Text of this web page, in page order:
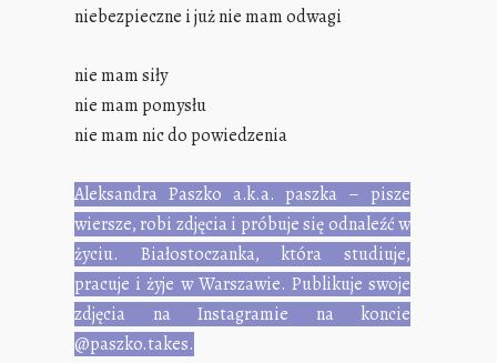
niebezpieczne i już nie mam odwagi
nie mam siły
nie mam pomysłu
nie mam nic do powiedzenia
Aleksandra Paszko a.k.a. paszka – pisze
wiersze, robi zdjęcia i próbuje się odnaleźć w
życiu. Białostoczanka, która studiuje,
pracuje i żyje w Warszawie. Publikuje swoje
zdjęcia na Instagramie na koncie
@paszko.takes.